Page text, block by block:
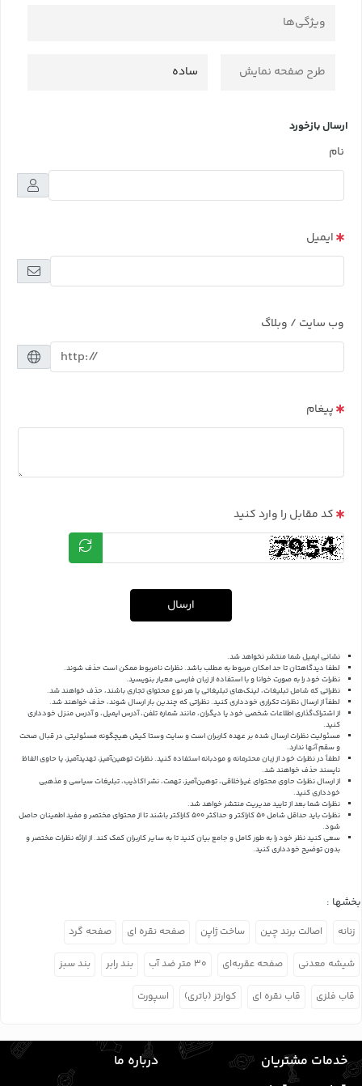
ویژگی‌ها
طرح صفحه نمایش ساده
ارسال بازخورد
نام
ایمیل
وب سایت / وبلاگ
پیغام
کد مقابل را وارد کنید
ارسال
نشانی ایمیل شما منتشر نخواهد شد.
لطفا دیدگاهتان تا حد امکان مربوط به مطلب باشد. نظرات نامربوط ممکن است حذف شوند.
نظرات خود را به صورت خوانا و با استفاده از زبان فارسی معیار بنویسید.
نظراتی که شامل تبلیغات، لینک‌های تبلیغاتی یا هر نوع محتوای تجاری باشند، حذف خواهند شد.
لطفاً از ارسال نظرات تکراری خودداری کنید. نظراتی که چندین بار ارسال شوند، حذف خواهند شد.
از اشتراک‌گذاری اطلاعات شخصی خود یا دیگران، مانند شماره تلفن، آدرس ایمیل، و آدرس منزل خودداری
کنید.
مسئولیت نظرات ارسال شده بر عهده کاربران است و سایت وستا کیش هیچگونه مسئولیتی در قبال صحت
و سقم آنها ندارد.
لطفاً در نظرات خود از زبان محترمانه و مودبانه استفاده کنید. نظرات توهین‌آمیز، تهدیدآمیز، یا حاوی الفاظ
ناپسند حذف خواهند شد.
از ارسال نظرات حاوی محتوای غیراخلاقی، توهین‌آمیز، تهمت، نشر اکاذیب، تبلیغات سیاسی و مذهبی
خودداری کنید.
نظرات شما بعد از تایید مدیریت منتشر خواهد شد.
نظرات باید حداقل شامل 50 کاراکتر و حداکثر 500 کاراکتر باشند تا از محتوای مختصر و مفید اطمینان حاصل
شود.
سعی کنید نظر خود را به طور کامل و جامع بیان کنید تا به سایر کاربران کمک کند.از ارائه نظرات مختصر و
بدون توضیح خودداری کنید.
بخشها :
زنانه اصالت برند چین ساخت ژاپن صفحه نقره ای صفحه گرد
شیشه معدنی صفحه عقربه‌ای ۳۰ متر ضد آب بند رابر بند سبز
قاب فلزی قاب نقره ای کوارتز (باتری) اسپورت
خدمات مشتریان
درباره ما